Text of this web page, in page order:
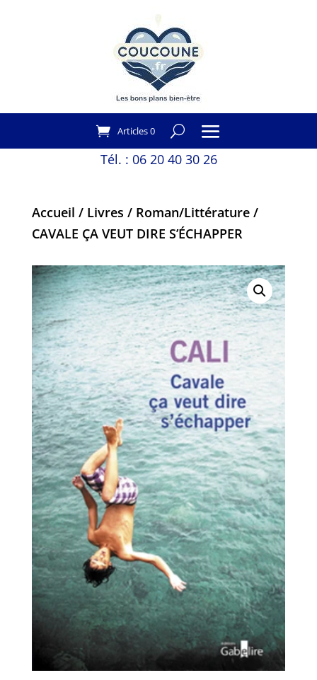
Articles 0
Tél. : 06 20 40 30 26
Accueil / Livres / Roman/Littérature/
CAVALE ÇA VEUT DIRE S’ÉCHAPPER